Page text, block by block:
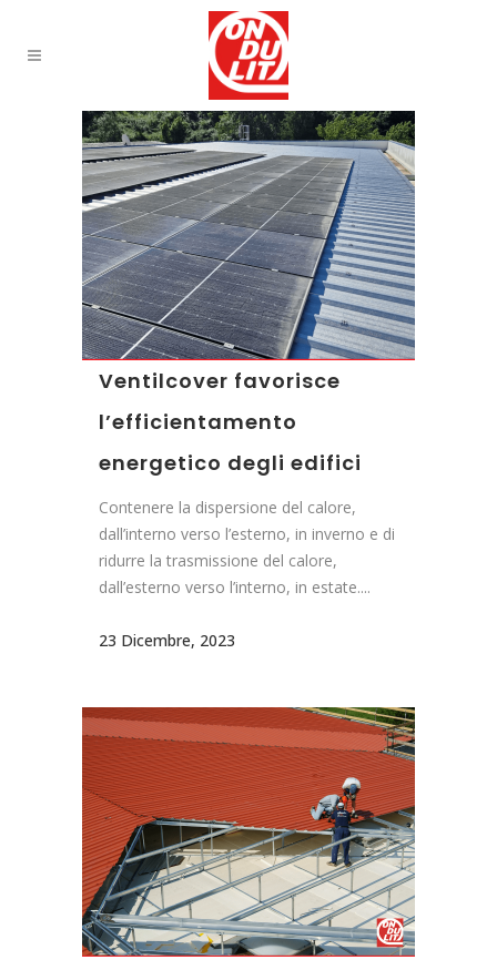
Ventilcover favorisce
l’efficientamento
energetico degli edifici
Contenere la dispersione del calore,
dall’interno verso l’esterno, in inverno e di
ridurre la trasmissione del calore,
dall’esterno verso l’interno, in estate....
23 Dicembre, 2023